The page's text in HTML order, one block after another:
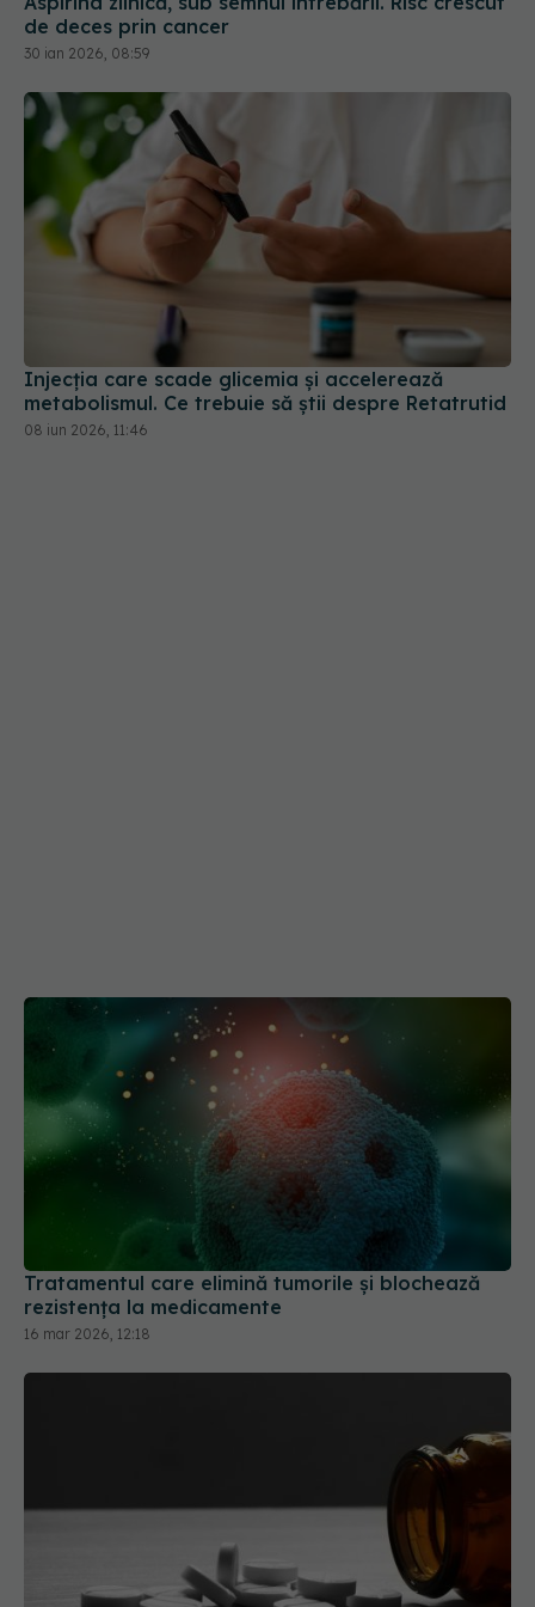
de deces prin cancer
30 ian 2026, 08:59
Injecția care scade glicemia și accelerează
metabolismul. Ce trebuie să știi despre Retatrutid
08 iun 2026, 11:46
Tratamentul care elimină tumorile și blochează
rezistența la medicamente
16 mar 2026, 12:18